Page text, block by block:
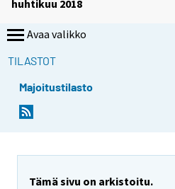
huhtikuu 2018
Avaa valikko
TILASTOT
Majoitustilasto
Tämä sivu on arkistoitu.